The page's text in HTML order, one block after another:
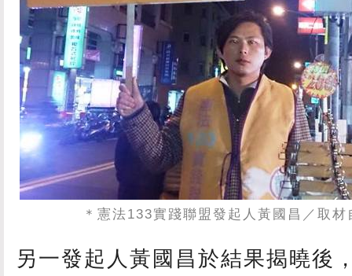
＊憲法133實踐聯盟發起人黃國昌 ／取材
另一發起人黃國昌於結果揭曉後